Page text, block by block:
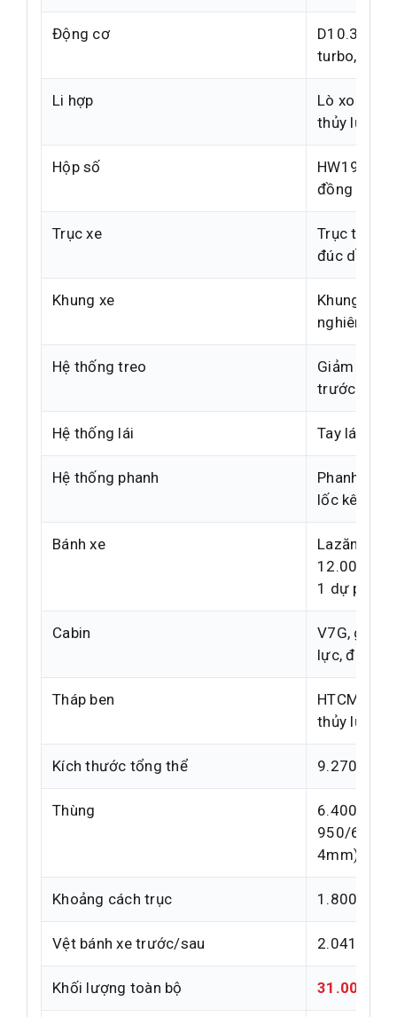
Động cơ
D10.38-50,
turbo, Euro
Li hợp
Lò xo đĩa
thủy lực,
Hộp số
HW19712,
đồng tốc
Trục xe
Trục trước
đúc dầu
Khung xe
Khung
nghiêng,
Hệ thống treo
Giảm
trước 11
Hệ thống lái Tay lái trợ
Hệ thống phanh
Phanh khí
lốc kê
Bánh xe
Lazăng
12.00R20
1 dự phòng
Cabin
V7G,
lực, điều
Tháp ben
HTCM179
thủy lực)
Kích thước tổng thể 9.270 x
Thùng
6.400/
950/670
4mm)
Khoảng cách trục 1.800 +
Vệt bánh xe trước/sau 2.041 /
Khối lượng toàn bộ 31.000 /